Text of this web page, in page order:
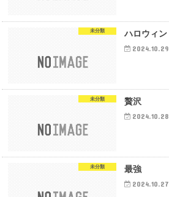
未分類 ハロウィン
2024.10.29
未分類 贅沢
2024.10.28
未分類 最強
2024.10.27